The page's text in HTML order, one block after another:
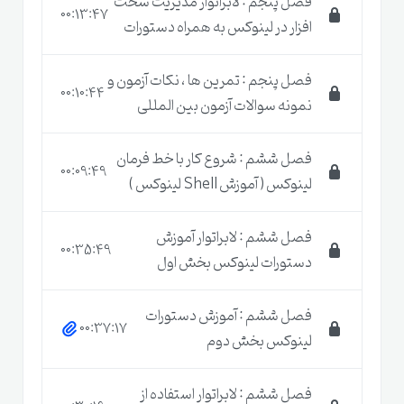
باشید حتما می دانید که این روزها در حوزه آموزش شبکه
عادی به حساب می آید و شما باید یک دید حداقلی به این
دوره داشته باشید.
دوره آموزشی لینوکس
افزار در لینوکس به همراه دستورات
00:13:47
فصل پنجم : تمرین ها ، نکات آزمون و
نمونه سوالات آزمون بین المللی
00:10:44
فصل ششم : شروع کار با خط فرمان
لینوکس ( آموزش Shell لینوکس )
00:09:49
فصل ششم : لابراتوار آموزش
دستورات لینوکس بخش اول
00:35:49
فصل ششم : آموزش دستورات
لینوکس بخش دوم
00:37:17
فصل ششم : لابراتوار استفاده از